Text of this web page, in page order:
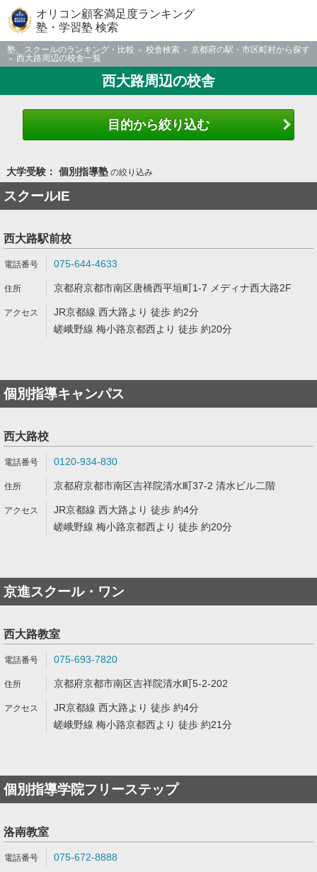
オリコン顧客満足度ランキング
塾・学習塾 検索
塾、スクールのランキング・比較 校舎検索
京都府の駅・市区町村から探す
西大路周辺の校舎一覧
西大路周辺の校舎
目的から絞り込む
大学受験： 個別指導塾の絞り込み
スクールIE
西大路駅前校
075-644-4633
京都府京都市南区唐橋西平垣町1-7 メディナ西大路2F
JR京都線 西大路より 徒歩 約2分
嵯峨野線 梅小路京都西より 徒歩 約20分
個別指導キャンパス
西大路校
0120-934-830
京都府京都市南区吉祥院清水町37-2 清水ビル二階
JR京都線 西大路より 徒歩 約4分
嵯峨野線 梅小路京都西より 徒歩 約20分
京進スクール・ワン
西大路教室
075-693-7820
京都府京都市南区吉祥院清水町5-2-202
JR京都線 西大路より 徒歩 約4分
嵯峨野線 梅小路京都西より 徒歩 約21分
個別指導学院フリーステップ
洛南教室
075-672-8888